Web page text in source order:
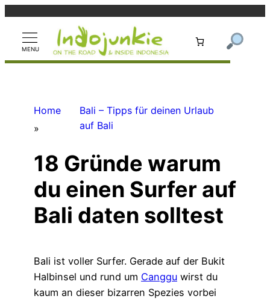
springen
Home
»
Bali – Tipps für deinen Urlaub
auf Bali
18 Gründe warum
du einen Surfer auf
Bali daten solltest
Bali ist voller Surfer. Gerade auf der Bukit
Halbinsel und rund um Canggu wirst du
kaum an dieser bizarren Spezies vorbei